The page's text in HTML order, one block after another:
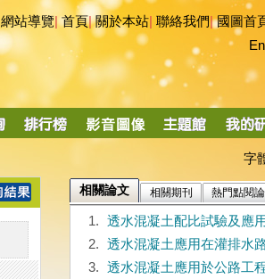
網站導覽|首頁|關於本站 聯絡我們|國圖首
字
相關論文 相關期刊 熱門點閱
1.
透水混凝土配比試驗及應
2.
透水混凝土應用在灌排水
3.
透水混凝土應用於公路工